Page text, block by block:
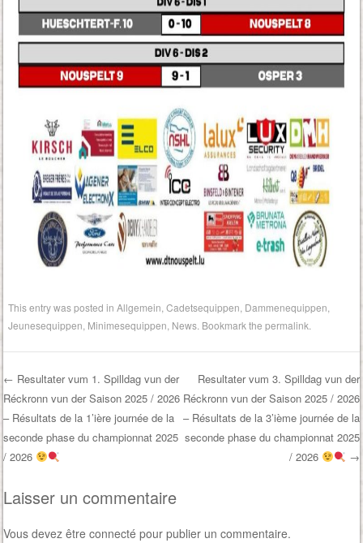
This entry was posted inAllgemein ,Cadetsequippen Dammenequippen
Jeunesequippen Minimesequippen News . Bookmark thepermalink
Post navigation
← Resultater vum 1. Spilldag vun der
Réckronn vun der Saison 2025 / 2026
– Résultats de la 1’ière journée de la
seconde phase du championnat 2025
/ 2026
Resultater vum 3. Spilldag vun der
Réckronn vun der Saison 2025 / 2026
– Résultats de la 3’ième journée de la
seconde phase du championnat 2025
/ 2026
→
Laisser un commentaire
Vous devezêtre connecté pour publier un commentaire.